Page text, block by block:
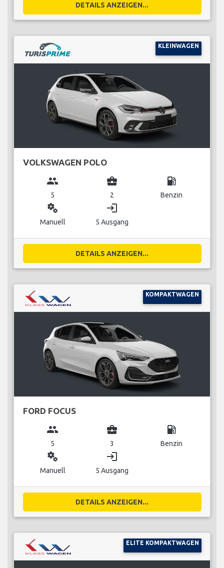
DETAILS ANZEIGEN...
KLEINWAGEN
VOLKSWAGEN POLO
group
5
business_center
2
local_gas_station
Benzin
miscellaneous_services
Manuell
login
5 Ausgang
DETAILS ANZEIGEN...
KOMPAKTWAGEN
FORD FOCUS
group
5
business_center
3
local_gas_station
Benzin
miscellaneous_services
Manuell
login
5 Ausgang
DETAILS ANZEIGEN...
ELITE KOMPAKTWAGEN